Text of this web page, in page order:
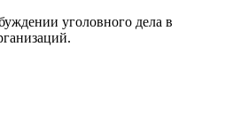
уголовного дела в